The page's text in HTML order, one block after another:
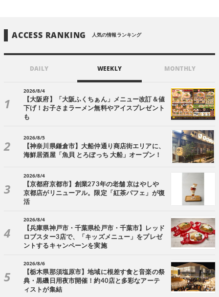
ACCESS RANKING 人気の情報ランキング
DAILY WEEKLY MONTHLY
2026/8/4
【大阪府】「大阪ふくちぁん」メニュー改訂＆値
下げ！お子さまラーメン無料やアイスプレゼント
も
2026/8/5
【神奈川県鎌倉市】大船仲通り商店街エリアに、
海鮮居酒屋「魚貝 とろぼっち 大船」オープン！
2026/8/4
【京都府京都市】創業273年の老舗 京はやしや
京都店がリニューアル。限定「紅茶パフェ」が復
活
2026/8/4
【兵庫県神戸市・千葉県松戸市・千葉市】レッド
ロブスター3店で、「キッズメニュー」をプレゼ
ントするキャンペーンを実施
2026/8/6
【栃木県那須塩原市】地域に根差す食と音楽の祭
典・黒磯日用夜市開催！約40店と多彩なアーテ
ィストが集結